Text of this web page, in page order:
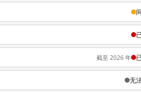
截至 2026 年
无